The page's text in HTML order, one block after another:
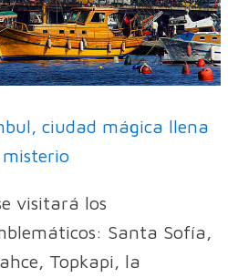
ciudad mágica llena
visitará los
Santa Sofía,
Topkapi, la